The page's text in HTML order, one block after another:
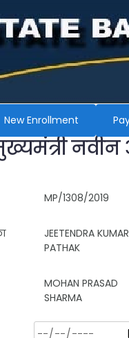
New Enrollment
MP/1308/2019
JEETENDRA KUMAR
PATHAK
MOHAN PRASAD
SHARMA